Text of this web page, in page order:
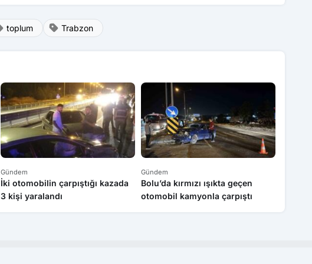
toplum Trabzon
Gündem
İki otomobilin çarpıştığı kazada
3 kişi yaralandı
Gündem
Bolu’da kırmızı ışıkta geçen
otomobil kamyonla çarpıştı